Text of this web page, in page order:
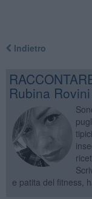
Indietro
Rubina Rovini
e patita del fitness,